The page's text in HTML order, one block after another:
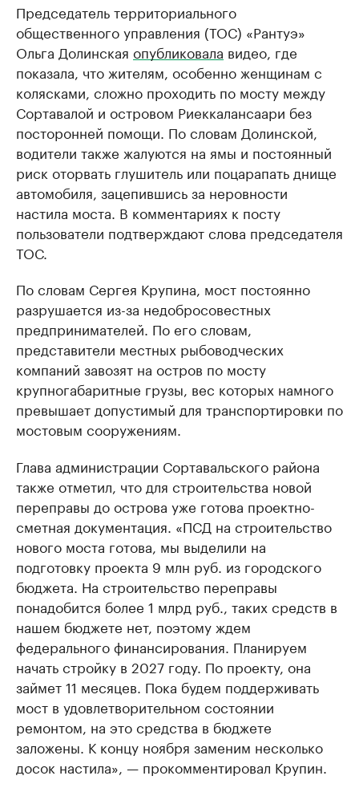
Председатель территориального
общественного управления (ТОС) «Рантуэ»
Ольга Долинская опубликовала видео, где
показала, что жителям, особенно женщинам с
колясками, сложно проходить по мосту между
Сортавалой и островом Риеккалансаари без
посторонней помощи. По словам Долинской,
водители также жалуются на ямы и постоянный
риск оторвать глушитель или поцарапать днище
автомобиля, зацепившись за неровности
настила моста. В комментариях к посту
пользователи подтверждают слова председателя
ТОС.
По словам Сергея Крупина, мост постоянно
разрушается из-за недобросовестных
предпринимателей. По его словам,
представители местных рыбоводческих
компаний завозят на остров по мосту
крупногабаритные грузы, вес которых намного
превышает допустимый для транспортировки по
мостовым сооружениям.
Глава администрации Сортавальского района
также отметил, что для строительства новой
переправы до острова уже готова проектно-
сметная документация. «ПСД на строительство
нового моста готова, мы выделили на
подготовку проекта 9 млн руб. из городского
бюджета. На строительство переправы
понадобится более 1 млрд руб., таких средств в
нашем бюджете нет, поэтому ждем
федерального финансирования. Планируем
начать стройку в 2027 году. По проекту, она
займет 11 месяцев. Пока будем поддерживать
мост в удовлетворительном состоянии
ремонтом, на это средства в бюджете
заложены. К концу ноября заменим несколько
досок настила», — прокомментировал Крупин.